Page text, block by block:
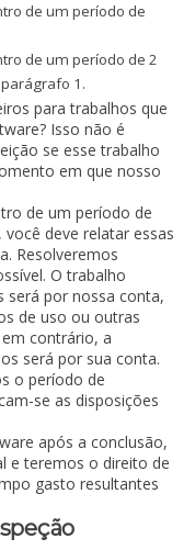
de um período de
de um período de 2
1.
para trabalhos que
Isso não é
se esse trabalho
em que nosso
de um período de
deve relatar essas
Resolveremos
O trabalho
será por nossa conta,
de uso ou outras
contrário, a
será por sua conta.
o período de
se as disposições
após a conclusão,
e teremos o direito de
gasto resultantes